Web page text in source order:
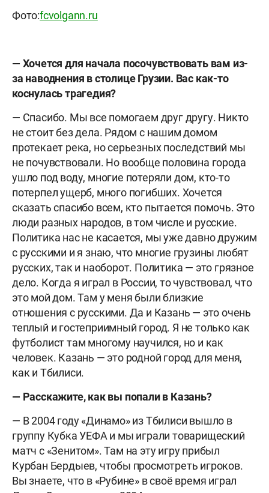
Фото:fcvolgann.ru
— Хочется для начала посочувствовать вам из-
за наводнения в столице Грузии. Вас как-то
коснулась трагедия?
— Спасибо. Мы все помогаем друг другу. Никто
не стоит без дела. Рядом с нашим домом
протекает река, но серьезных последствий мы
не почувствовали. Но вообще половина города
ушло под воду, многие потеряли дом, кто-то
потерпел ущерб, много погибших. Хочется
сказать спасибо всем, кто пытается помочь. Это
люди разных народов, в том числе и русские.
Политика нас не касается, мы уже давно дружим
с русскими и я знаю, что многие грузины любят
русских, так и наоборот. Политика — это грязное
дело. Когда я играл в России, то чувствовал, что
это мой дом. Там у меня были близкие
отношения с русскими. Да и Казань — это очень
теплый и гостеприимный город. Я не только как
футболист там многому научился, но и как
человек. Казань — это родной город для меня,
как и Тбилиси.
— Расскажите, как вы попали в Казань?
— В 2004 году «Динамо» из Тбилиси вышло в
группу Кубка УЕФА и мы играли товарищеский
матч с «Зенитом». Там на эту игру прибыл
Курбан Бердыев, чтобы просмотреть игроков.
Вы знаете, что в «Рубине» в своё время играл